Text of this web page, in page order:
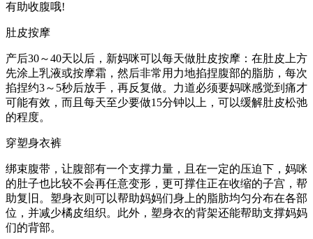
有助收腹哦!
肚皮按摩
产后30～40天以后，新妈咪可以每天做肚皮按摩：在肚皮上方
先涂上乳液或按摩霜，然后非常用力地掐捏腹部的脂肪，每次
掐捏约3～5秒后放手，再反复做。力道必须要妈咪感觉到痛才
可能有效，而且每天至少要做15分钟以上，可以缓解肚皮松弛
的程度。
穿塑身衣裤
绑束腹带，让腹部有一个支撑力量，且在一定的压迫下，妈咪
的肚子也比较不会再任意变形，更可撑住正在收缩的子宫，帮
助复旧。塑身衣则可以帮助妈妈们身上的脂肪均匀分布在各部
位，并减少橘皮组织。此外，塑身衣的背架还能帮助支撑妈妈
们的背部。